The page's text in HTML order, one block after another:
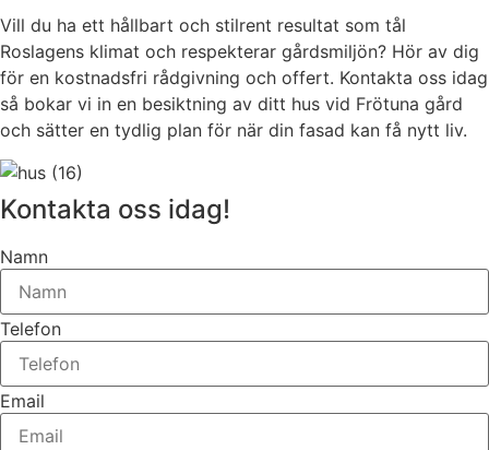
Vill du ha ett hållbart och stilrent resultat som tål
Roslagens klimat och respekterar gårdsmiljön? Hör av dig
för en kostnadsfri rådgivning och offert. Kontakta oss idag
så bokar vi in en besiktning av ditt hus vid Frötuna gård
och sätter en tydlig plan för när din fasad kan få nytt liv.
Kontakta oss idag!
Namn
Telefon
Email